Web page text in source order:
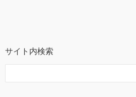
サイト内検索